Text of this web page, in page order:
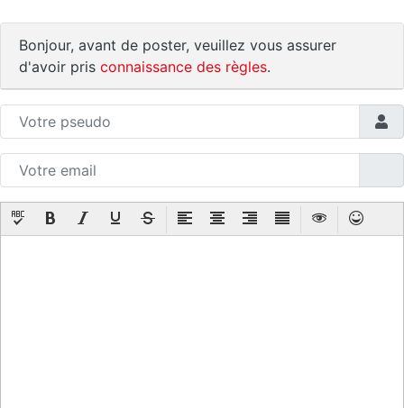
Bonjour, avant de poster, veuillez vous assurer
d'avoir pris connaissance des règles.